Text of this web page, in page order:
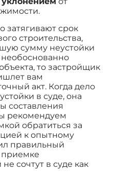
затягивают срок
строительства,
сумму неустойки
то застройщик
вам
акт. Когда дело
в суде, она
составления
рекомендуем
обратиться за
к опытному
правильный
приемке
сочтут в суде как